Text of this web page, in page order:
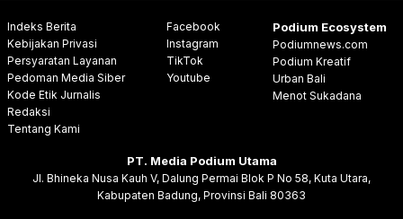
Indeks Berita
Kebijakan Privasi
Persyaratan Layanan
Pedoman Media Siber
Kode Etik Jurnalis
Redaksi
Tentang Kami
Facebook
Instagram
TikTok
Youtube
Podium Ecosystem
Podiumnews.com
Podium Kreatif
Urban Bali
Menot Sukadana
PT. Media Podium Utama
Jl. Bhineka Nusa Kauh V, Dalung Permai Blok P No 58, Kuta Utara,
Kabupaten Badung, Provinsi Bali 80363